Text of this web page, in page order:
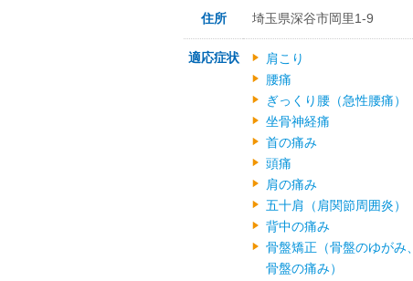
住所 埼玉県深谷市岡里1-9
適応症状
肩こり
腰痛
ぎっくり腰（急性腰痛）
坐骨神経痛
首の痛み
頭痛
肩の痛み
五十肩（肩関節周囲炎）
背中の痛み
骨盤矯正（骨盤のゆがみ、
骨盤の痛み）